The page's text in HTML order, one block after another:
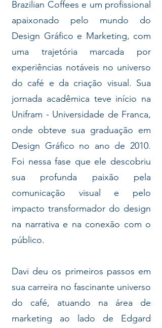
Brazilian Coffees e um profissional
apaixonado pelo mundo do
Design Gráfico e Marketing, com
uma trajetória marcada por
experiências notáveis no universo
do café e da criação visual. Sua
jornada acadêmica teve início na
Unifram - Universidade de Franca,
onde obteve sua graduação em
Design Gráfico no ano de 2010.
Foi nessa fase que ele descobriu
sua profunda paixão pela
comunicação visual e pelo
impacto transformador do design
na narrativa e na conexão com o
público.
Davi deu os primeiros passos em
sua carreira no fascinante universo
do café, atuando na área de
marketing ao lado de Edgard